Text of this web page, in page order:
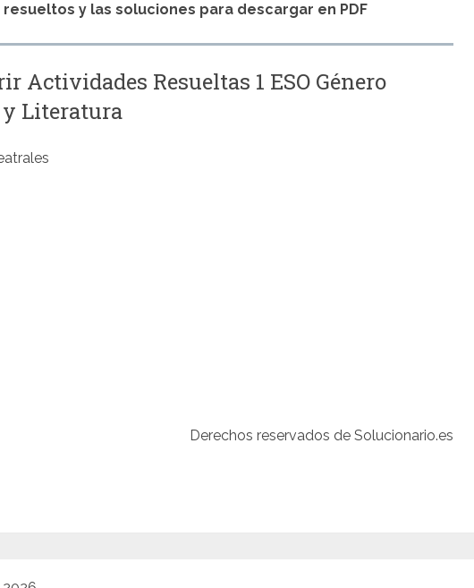
y las soluciones para descargar en PDF
Actividades Resueltas 1 ESO Género
Literatura
Derechos reservados de Solucionario.es